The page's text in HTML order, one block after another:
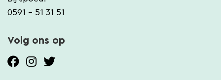
0591 - 51 31 51
Volg ons op